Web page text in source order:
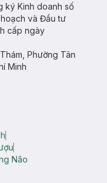
ký Kinh doanh số
và Đầu tư
cấp ngày
Phường Tân
Minh
Não